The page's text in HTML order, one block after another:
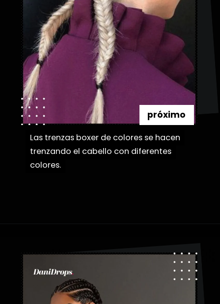
Las trenzas boxer de colores se hacen
trenzando el cabello con diferentes
colores.
Las trenzas boxer de colores se hacen
trenzando el cabello con diferentes
colores.
próximo